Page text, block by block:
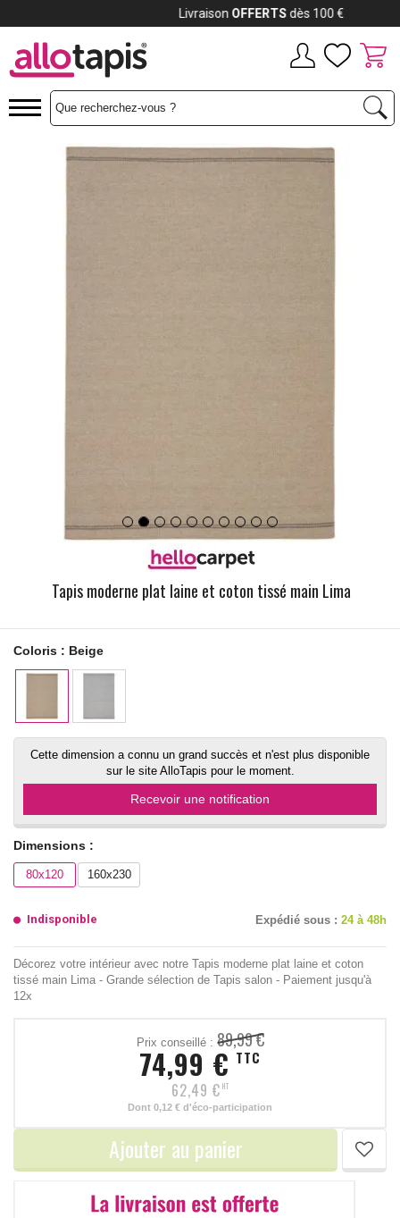
Tapis moderne plat laine et coton tissé main Lima
Coloris : Beige
Cette dimension a connu un grand succès et n'est plus disponible
sur le site AlloTapis pour le moment.
Recevoir une notification
Dimensions :
80x120 160x230
Indisponible Expédié sous : 24 à 48h
Décorez votre intérieur avec notre Tapis moderne plat laine et coton
tissé main Lima - Grande sélection de Tapis salon - Paiement jusqu'à
12x
Prix conseillé : 89,99 €
74,99 € TTC
62,49 € HT
Dont 0,12 € d'éco-participation
Ajouter au panier
Payez jusqu'à 12x